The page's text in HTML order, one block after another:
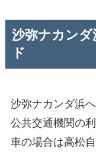
沙弥ナカンダ
ド
沙弥ナカンダ浜
公共交通機関の
車の場合は高松